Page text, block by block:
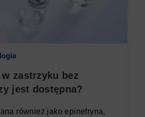
zastrzyku bez
jest dostępna?
również jako epinefryna,